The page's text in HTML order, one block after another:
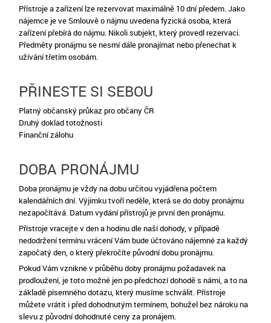
Přístroje a zařízení lze rezervovat maximálně 10 dní předem. Jako
nájemce je ve Smlouvě o nájmu uvedena fyzická osoba, která
zařízení přebírá do nájmu. Nikoli subjekt, který provedl rezervaci.
Předměty pronájmu se nesmí dále pronajímat nebo přenechat k
užívání třetím osobám.
PŘINESTE SI SEBOU
Platný občanský průkaz pro občany ČR
Druhý doklad totožnosti
Finanční zálohu
DOBA PRONÁJMU
Doba pronájmu je vždy na dobu určitou vyjádřena počtem
kalendářních dní. Výjimku tvoří neděle, která se do doby pronájmu
nezapočítává. Datum vydání přístrojů je první den pronájmu.
Přístroje vracejte v den a hodinu dle naší dohody, v případě
nedodržení termínu vrácení Vám bude účtováno nájemné za každý
započatý den, o který překročíte původní dobu pronájmu.
Pokud Vám vznikne v průběhu doby pronájmu požadavek na
prodloužení, je toto možné jen po předchozí dohodě s námi, a to na
základě písemného dotazu, který musíme schválit. Přístroje
můžete vrátit i před dohodnutým termínem, bohužel bez nároku na
slevu z původní dohodnuté ceny za pronájem.